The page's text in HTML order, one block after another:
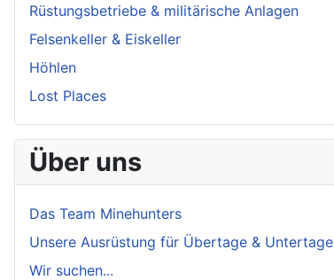
Rüstungsbetriebe & militärische Anlagen
Felsenkeller & Eiskeller
Höhlen
Lost Places
Über uns
Das Team Minehunters
Unsere Ausrüstung für Übertage & Untertage
Wir suchen...